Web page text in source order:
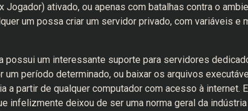
Jogador) ativado, ou apenas com batalhas contra o
um possa criar um servidor privado, com variáveis e
possui um interessante suporte para servidores
um período determinado, ou baixar os arquivos
a partir de qualquer computador com acesso à internet.
infelizmente deixou de ser uma norma geral da